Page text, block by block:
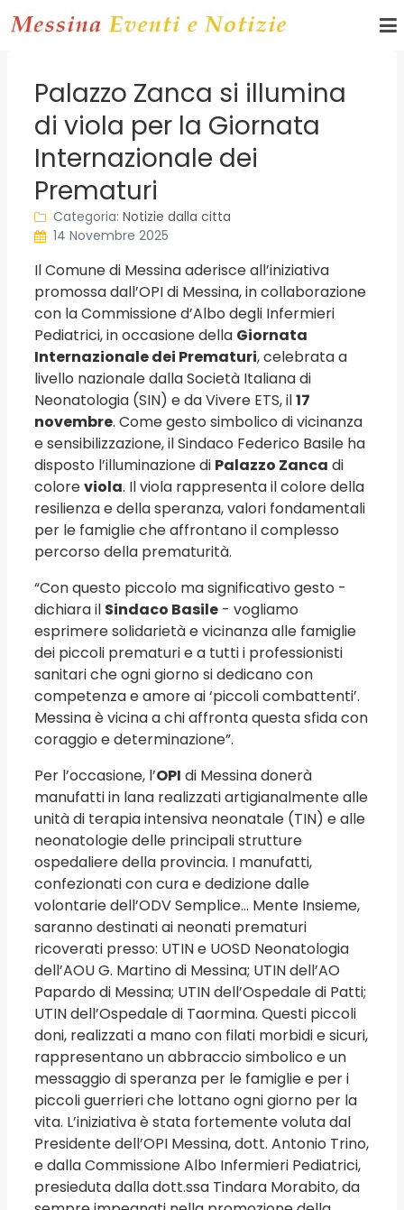
Palazzo Zanca si illumina
di viola per la Giornata
Internazionale dei
Prematuri
Categoria: Notizie dalla citta
14 Novembre 2025
Il Comune di Messina aderisce all’iniziativa
promossa dall’OPI di Messina, in collaborazione
con la Commissione d’Albo degli Infermieri
Pediatrici, in occasione della Giornata
Internazionale dei Prematuri, celebrata a
livello nazionale dalla Società Italiana di
Neonatologia (SIN) e da Vivere ETS, il17
novembre. Come gesto simbolico di vicinanza
e sensibilizzazione, il Sindaco Federico Basile ha
disposto l’illuminazione di Palazzo Zanca di
coloreviola. Il viola rappresenta il colore della
resilienza e della speranza, valori fondamentali
per le famiglie che affrontano il complesso
percorso della prematurità.
“Con questo piccolo ma significativo gesto -
dichiara il Sindaco Basile - vogliamo
esprimere solidarietà e vicinanza alle famiglie
dei piccoli prematuri e a tutti i professionisti
sanitari che ogni giorno si dedicano con
competenza e amore ai ‘piccoli combattenti’.
Messina è vicina a chi affronta questa sfida con
coraggio e determinazione”.
Per l’occasione, l’OPI di Messina donerà
manufatti in lana realizzati artigianalmente alle
unità di terapia intensiva neonatale (TIN) e alle
neonatologie delle principali strutture
ospedaliere della provincia. I manufatti,
confezionati con cura e dedizione dalle
volontarie dell’ODV Semplice… Mente Insieme,
saranno destinati ai neonati prematuri
ricoverati presso: UTIN e UOSD Neonatologia
dell’AOU G. Martino di Messina; UTIN dell’AO
Papardo di Messina; UTIN dell’Ospedale di Patti;
UTIN dell’Ospedale di Taormina. Questi piccoli
doni, realizzati a mano con filati morbidi e sicuri,
rappresentano un abbraccio simbolico e un
messaggio di speranza per le famiglie e per i
piccoli guerrieri che lottano ogni giorno per la
vita. L’iniziativa è stata fortemente voluta dal
Presidente dell’OPI Messina, dott. Antonio Trino,
e dalla Commissione Albo Infermieri Pediatrici,
presieduta dalla dott.ssa Tindara Morabito, da